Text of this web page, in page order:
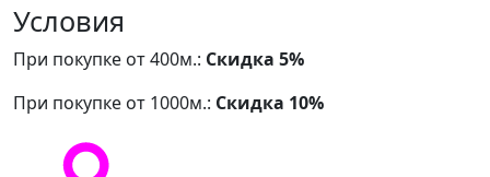
Условия
При покупке от 400м.: Скидка 5%
При покупке от 1000м.: Скидка 10%